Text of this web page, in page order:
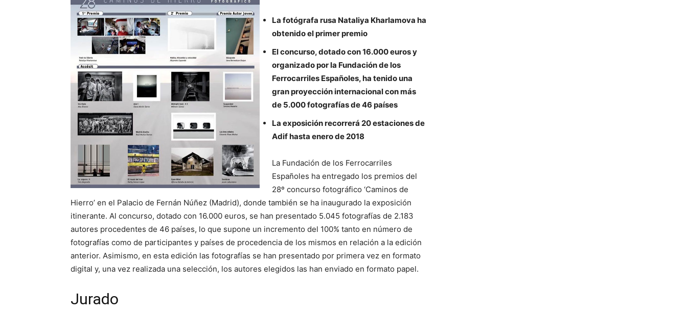
La fotógrafa rusa Nataliya Kharlamova ha
obtenido el primer premio
El concurso, dotado con 16.000 euros y
organizado por la Fundación de los
Ferrocarriles Españoles, ha tenido una
gran proyección internacional con más
de 5.000 fotografías de 46 países
La exposición recorrerá 20 estaciones de
Adif hasta enero de 2018
La Fundación de los Ferrocarriles
Españoles ha entregado los premios del
28º concurso fotográfico ‘Caminos de
Hierro’ en el Palacio de Fernán Núñez (Madrid), donde también se ha inaugurado la exposición
itinerante. Al concurso, dotado con 16.000 euros, se han presentado 5.045 fotografías de 2.183
autores procedentes de 46 países, lo que supone un incremento del 100% tanto en número de
fotografías como de participantes y países de procedencia de los mismos en relación a la edición
anterior. Asimismo, en esta edición las fotografías se han presentado por primera vez en formato
digital y, una vez realizada una selección, los autores elegidos las han enviado en formato papel.
Jurado